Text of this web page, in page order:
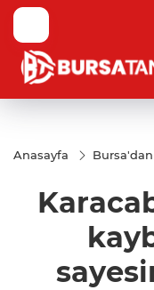
Anasayfa Bursa'dan